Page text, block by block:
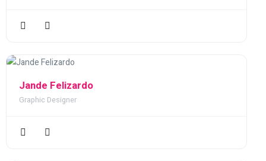
Jande Felizardo
Graphic Designer